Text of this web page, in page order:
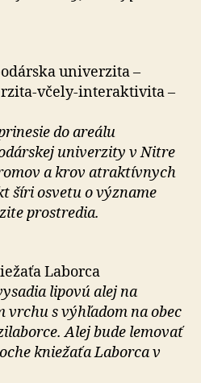
univerzita –
včely-interaktivita –
do areálu
univerzity v Nitre
a krov atraktívnych
šíri osvetu o význame
prostredia.
Laborca
lipovú alej na
s výhľadom na obec
Alej bude lemovať
kniežaťa Laborca v